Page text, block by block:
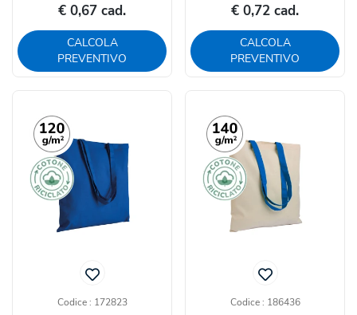
€ 0,67 cad.
CALCOLA
PREVENTIVO
€ 0,72 cad.
CALCOLA
PREVENTIVO
Codice : 172823 Codice : 186436